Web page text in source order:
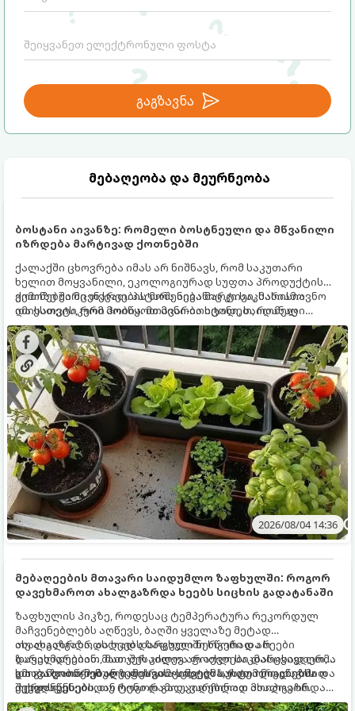
გაგზავნა
მებაღეობა და მეურნეობა
ბოსტანი აივანზე: რომელი ბოსტნეული და მწვანილი
იზრდება მარტივად ქოთნებში
ქალაქში ცხოვრება იმას არ ნიშნავს, რომ საკუთარი
ხელით მოყვანილი, ეკოლოგიურად სუფთა პროდუქტის
გემოზე უარი თქვათ. პატარა აივანიც კი საკმარისია
იმისათვის, რომ მოიწყოთ მინი-ბოსტანი, საიდანაც
ყოველდღიურად ახალ, არომატულ მწვანილსა და
ბოსტნეულს მოკრეფთ.
ქოთნებში მცენარეების მოშენება მარტივი, სასიამოვნო
და ესთეტიკური ჰობია. მთავარია იცოდეთ, რომელი
კულტურები ეგუებიან ქოთნის პირობებს ყველაზე კარგად
და როგორ მოუაროთ მათ სწორად.
2026/08/04 14:36
მებაღეების მთავარი საიდუმლო ზაფხულში: როგორ
დავეხმაროთ ახალგაზრდა ხეებს სიცხის გადატანაში
ზაფხულის პიკზე, როდესაც ტემპერატურა რეკორდულ
მაჩვენებლებს აღწევს, ბაღში ყველაზე მეტად
ახალგაზრდა, ახლად დარგული ნერგები და ხეები
ზარალდებიან. მათ ჯერ კიდევ არ აქვთ საკმარისად ღრმა
და განვითარებული ფესვთა სისტემა, რათა ნიადაგის
ქვედა ფენებიდან ტენი დამოუკიდებლად მოიპოვონ.
თუ ახალგაზრდა ხეებს ზაფხულში სწორად არ
დავეხმარებით, მათ შესაძლოა ფოთლები დასცვივდეთ,
ხმობა დაიწყონ ან ზამთრის ყინვებს სუსტი ორგანიზმით
შეხვდნენ.
გთავაზობთ მებაღეების გამოცდილ საიდუმლოებებსა და
ოქროს წესებს, თუ როგორ გადავარჩინოთ ახალგაზრდა
ხეები ზაფხულის სიცხეში:
ურთიერთობებს.